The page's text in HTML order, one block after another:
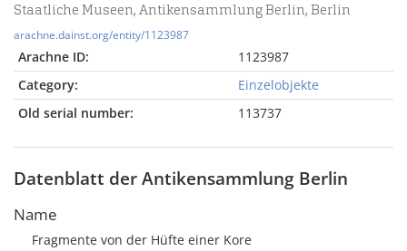
Staatliche Museen, Antikensammlung Berlin, Berlin
arachne.dainst.org/entity/1123987
Arachne ID:
1123987
Category:
Einzelobjekte
Old serial number:
113737
Datenblatt der Antikensammlung Berlin
Name
Fragmente von der Hüfte einer Kore